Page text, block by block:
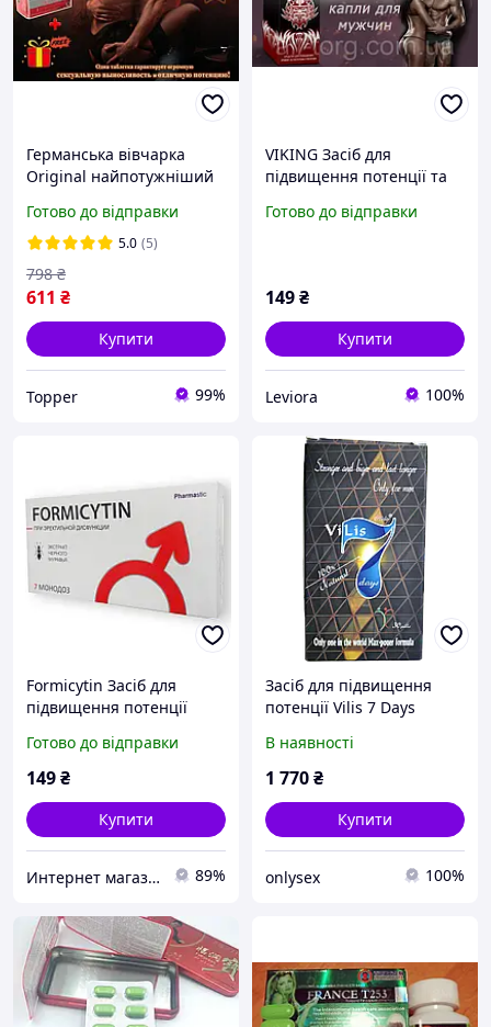
Германська вівчарка
Original найпотужніший
потенції! Сексуальна
витривалість на всю ніч!
Готово до відправки
5.0 (5)
611 ₴
798 ₴
Купити
Topper 99%
VIKING Засіб для
підвищення потенції та
чоловіків (Вікінг)
Готово до відправки
149₴
Купити
Leviora 100%
Formicytin Засіб для
підвищення потенції
потенції, капсули для
потенції
Готово до відправки
149₴
Купити
Интернет магазин " Боби " 89%
Засіб для підвищення
потенції Vilis 7 Days
В наявності
1 770₴
Купити
onlysex 100%